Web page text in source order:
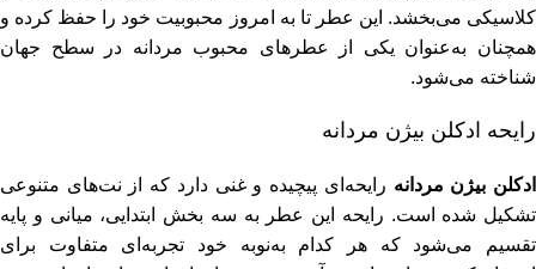
کلاسیکی می‌بخشد. این عطر تا به امروز محبوبیت خود را حفظ کرده و
همچنان به‌عنوان یکی از عطرهای محبوب مردانه در سطح جهان
شناخته می‌شود.
رایحه ادکلن بیژن مردانه
ادکلن بیژن مردانه رایحه‌ای پیچیده و غنی دارد که از نت‌های متنوعی
تشکیل شده است. رایحه این عطر به سه بخش ابتدایی، میانی و پایه
تقسیم می‌شود که هر کدام به‌نوبه خود تجربه‌ای متفاوت برای